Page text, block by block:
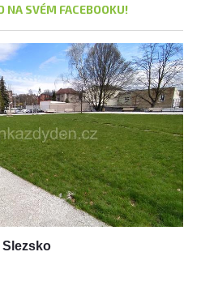
NA SVÉM FACEBOOKU!
Slezsko